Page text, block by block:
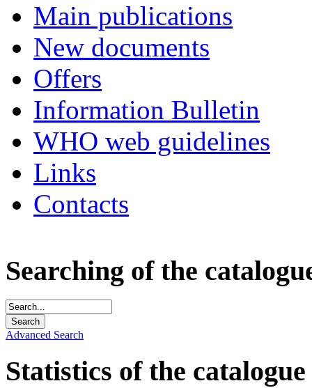
Main publications
New documents
Offers
Information Bulletin
WHO web guidelines
Links
Contacts
Searching of the
Advanced Search
Statistics of the catalogue